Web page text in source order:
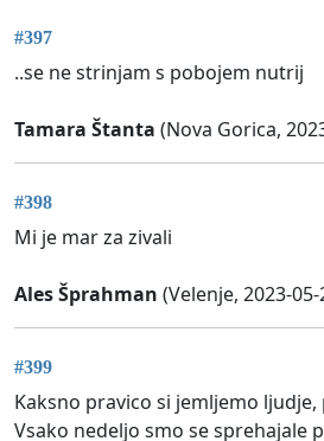
#397
..se ne strinjam s pobojem nutrij
Tamara Štanta (Nova Gorica,
#398
Mi je mar za zivali
Ales Šprahman (Velenje, 2023-05-
#399
Kaksno pravico si jemljemo ljudje,
Vsako nedeljo smo se sprehajale